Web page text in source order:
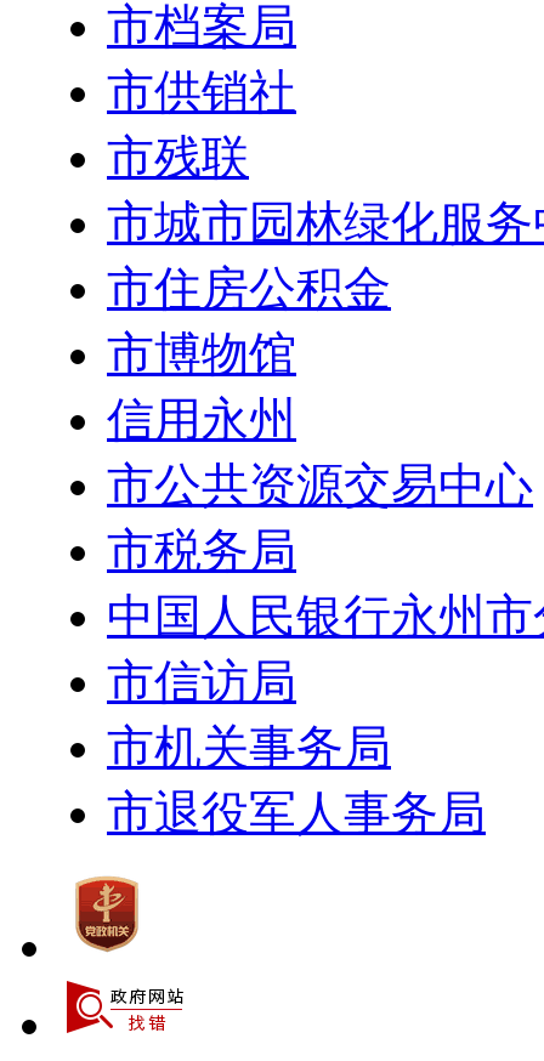
市档案局
市供销社
市残联
市城市园林绿化服
市住房公积金
市博物馆
信用永州
市公共资源交易中心
市税务局
中国人民银行永州
市信访局
市机关事务局
市退役军人事务局